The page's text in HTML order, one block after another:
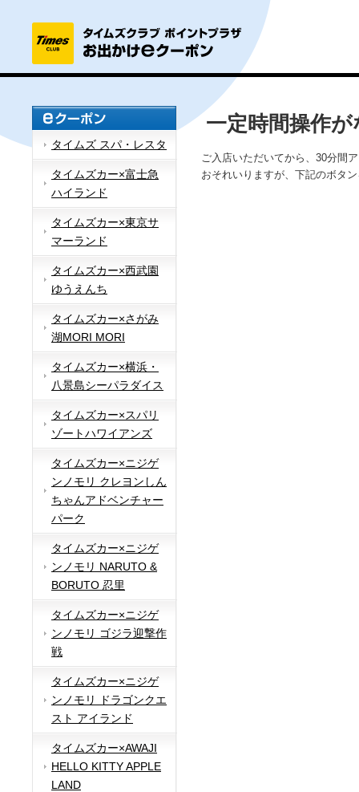
タイムズ スパ・レスタ
タイムズカー×富士急
ハイランド
タイムズカー×東京サ
マーランド
タイムズカー×西武園
ゆうえんち
タイムズカー×さがみ
湖MORI MORI
タイムズカー×横浜・
八景島シーパラダイス
タイムズカー×スパリ
ゾートハワイアンズ
タイムズカー×ニジゲ
ンノモリ クレヨンしん
ちゃんアドベンチャー
パーク
タイムズカー×ニジゲ
ンノモリ NARUTO &
BORUTO 忍里
タイムズカー×ニジゲ
ンノモリ ゴジラ迎撃作
戦
タイムズカー×ニジゲ
ンノモリ ドラゴンクエ
スト アイランド
タイムズカー×AWAJI
HELLO KITTY APPLE
LAND
一定時間操作
ご入店いただいてから、30分間
おそれいりますが、下記のボタ